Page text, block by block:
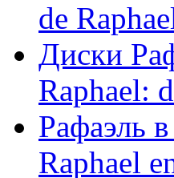
de
Диски
Raphael:
Рафаэль
Raphael